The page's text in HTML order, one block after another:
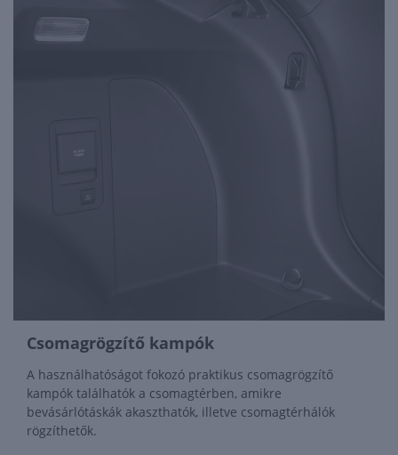
Csomagrögzítő kampók
A használhatóságot fokozó praktikus csomagrögzítő
kampók találhatók a csomagtérben, amikre
bevásárlótáskák akaszthatók, illetve csomagtérhálók
rögzíthetők.